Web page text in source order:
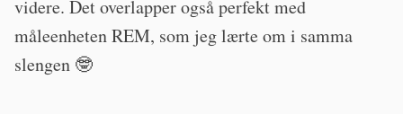
videre. Det overlapper også perfekt med
måleenheten REM, som jeg lærte om i samma
slengen 🤓